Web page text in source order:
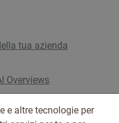
tua azienda
Overviews
e altre tecnologie per